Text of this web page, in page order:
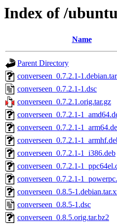
Index of /
Name
Parent Directory
converseen_0.7.2.1-
converseen_0.7.2.1-1.dsc
converseen_0.7.2.1.orig.tar.gz
converseen_0.7.2.1-
converseen_0.7.2.1-
converseen_0.7.2.1-
converseen_0.7.2.1-1_i386.deb
converseen_0.7.2.1-
converseen_0.7.2.1-
converseen_0.8.5-
converseen_0.8.5-1.dsc
converseen_0.8.5.orig.tar.bz2